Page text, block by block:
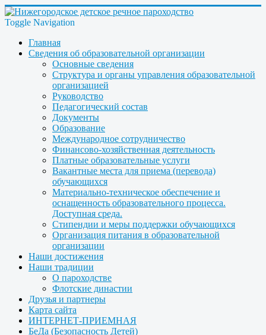
Toggle Navigation
Главная
Сведения об образовательной организации
Основные сведения
Структура и органы управления образовательной
организацией
Руководство
Педагогический состав
Документы
Образование
Международное сотрудничество
Финансово-хозяйственная деятельность
Платные образовательные услуги
Вакантные места для приема (перевода)
обучающихся
Материально-техническое обеспечение и
оснащенность образовательного процесса.
Доступная среда.
Стипендии и меры поддержки обучающихся
Организация питания в образовательной
организации
Наши достижения
Наши традиции
О пароходстве
Флотские династии
Друзья и партнеры
Карта сайта
ИНТЕРНЕТ-ПРИЕМНАЯ
БеДа (Безопасность Детей)